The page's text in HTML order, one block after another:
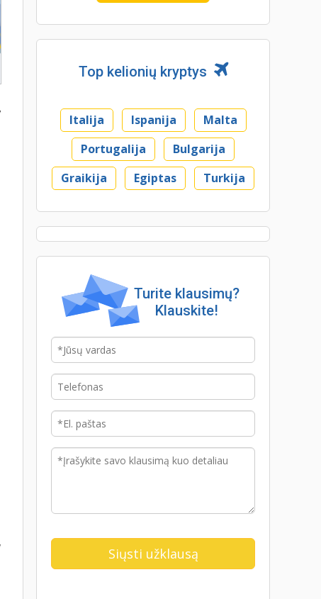
Top kelionių kryptys
Italija Ispanija
Malta
Portugalija
Bulgarija
Graikija
Egiptas Turkija
Turite klausimų?
Klauskite!